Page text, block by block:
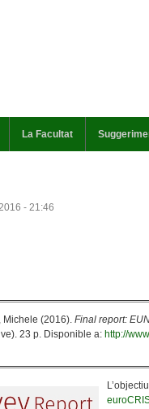
La Facultat
- 21:46
Michele (2016). Final report:
23 p. Disponible a: http://